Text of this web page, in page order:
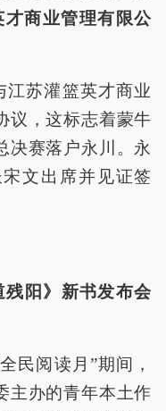
商业管理有限公
江苏灌篮英才商业
议，这标志着蒙牛
决赛落户永川。永
文出席并见证签
阳》新书发布会
民阅读月”期间，
主办的青年本土作